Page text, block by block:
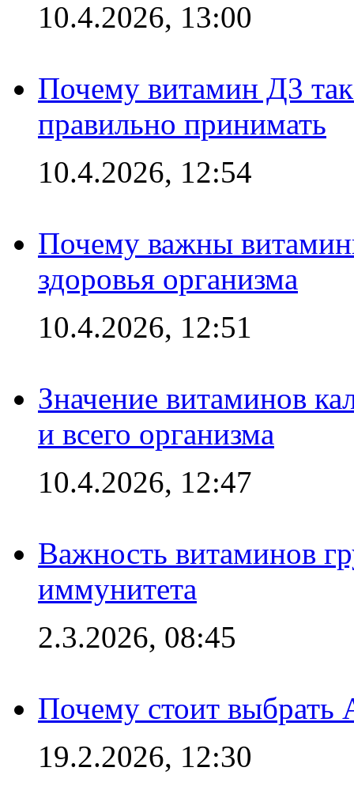
10.4.2026, 13:00
Почему витамин Д3 так
правильно принимать
10.4.2026, 12:54
Почему важны
здоровья организма
10.4.2026, 12:51
Значение витаминов
и всего организма
10.4.2026, 12:47
Важность витаминов
иммунитета
2.3.2026, 08:45
Почему стоит выбрать
19.2.2026, 12:30